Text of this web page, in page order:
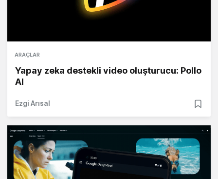
ARAÇLAR
Yapay zeka destekli video oluşturucu: Pollo
AI
Ezgi Arısal